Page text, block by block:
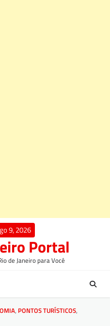
9, 2026
Portal
de Janeiro para Você
, PONTOS TURÍSTICOS,